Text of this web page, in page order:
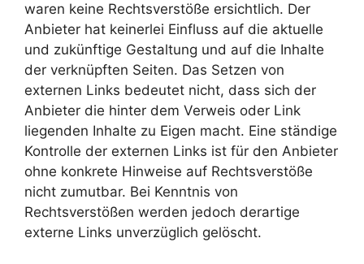
waren keine Rechtsverstöße ersichtlich. Der
Anbieter hat keinerlei Einfluss auf die aktuelle
und zukünftige Gestaltung und auf die Inhalte
der verknüpften Seiten. Das Setzen von
externen Links bedeutet nicht, dass sich der
Anbieter die hinter dem Verweis oder Link
liegenden Inhalte zu Eigen macht. Eine ständige
Kontrolle der externen Links ist für den Anbieter
ohne konkrete Hinweise auf Rechtsverstöße
nicht zumutbar. Bei Kenntnis von
Rechtsverstößen werden jedoch derartige
externe Links unverzüglich gelöscht.
Marketing
Indem Sie uns Ihre
Interessen und Ihr
Verhalten beim
Besuch unserer
Website mitteilen,
erhöhen Sie die
Wahrscheinlichkeit,
personalisierte
Inhalte und
Angebote zu
sehen.